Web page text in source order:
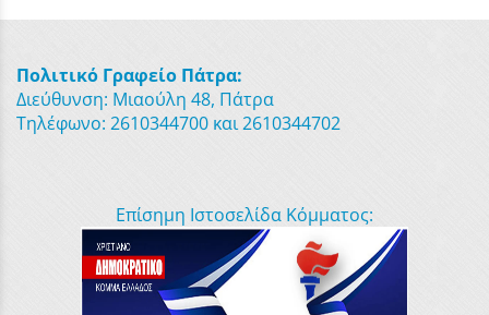
Πολιτικό Γραφείο Πάτρα:
Διεύθυνση: Μιαούλη 48, Πάτρα
Τηλέφωνο: 2610344700 και 2610344702
Επίσημη Ιστοσελίδα Κόμματος: